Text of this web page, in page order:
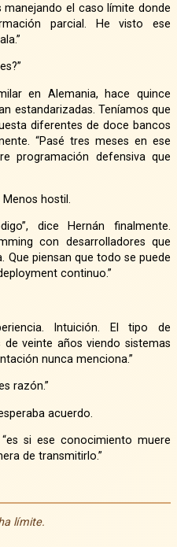
manejando el caso límite donde
parcial. He visto ese
estandarizadas. Teníamos que
diferentes de doce bancos
“Pasé tres meses en ese
programación defensiva que
Menos hostil.
con desarrolladores que
Que piensan que todo se puede
continuo.”
veinte años viendo sistemas
nunca menciona.”
razón.”
acuerdo.
de transmitirlo.”
límite.